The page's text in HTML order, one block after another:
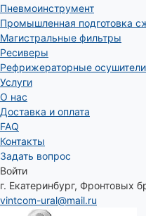
Пневмоинструмент
Промышленная подготовка
Магистральные фильтры
Ресиверы
Рефрижераторные осушители
Услуги
О нас
Доставка и оплата
FAQ
Контакты
Задать вопрос
Войти
г. Екатеринбург, Фронтовых
vintcom-ural@mail.ru